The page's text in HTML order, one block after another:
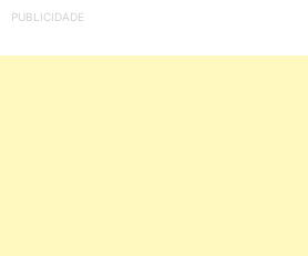
PUBLICIDADE